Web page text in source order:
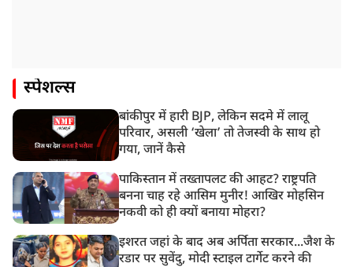
स्पेशल्स
बांकीपुर में हारी BJP, लेकिन सदमे में लालू
परिवार, असली ‘खेला’ तो तेजस्वी के साथ हो
गया, जानें कैसे
पाकिस्तान में तख्तापलट की आहट? राष्ट्रपति
बनना चाह रहे आसिम मुनीर! आखिर मोहसिन
नकवी को ही क्यों बनाया मोहरा?
इशरत जहां के बाद अब अर्पिता सरकार...जैश के
रडार पर सुवेंदु, मोदी स्टाइल टार्गेट करने की